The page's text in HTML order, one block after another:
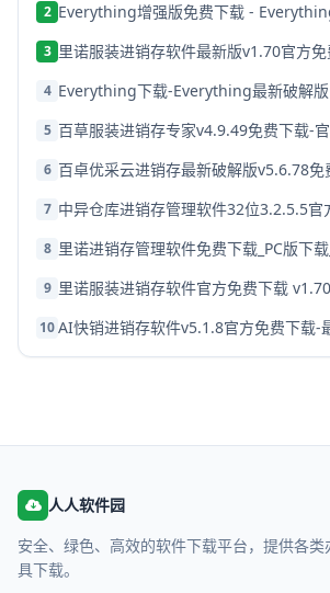
2
3 里诺服装进销存软件最新版v1.70官方
4
5 百草服装进销存专家v4.9.49免费下载-
6 百卓优采云进销存最新破解版v5.6.78免
7 中异仓库进销存管理软件32位3.2.5.5官
8 里诺进销存管理软件免费下载_PC版下
9 里诺服装进销存软件官方免费下载
10
人人软件园
安全、绿色、高效的软件下载平台，提供各
具下载。